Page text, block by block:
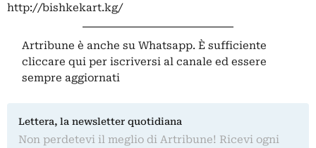
http://bishkekart.kg/
Artribune è anche su Whatsapp. È sufficiente
cliccare qui per iscriversi al canale ed essere
sempre aggiornati
Lettera, la newsletter quotidiana
Non perdetevi il meglio di Artribune! Ricevi ogni